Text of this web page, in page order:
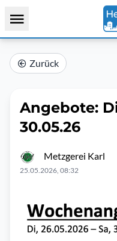
Zurück
Angebote:
30.05.26
Metzgerei Karl
25.05.2026, 08:32